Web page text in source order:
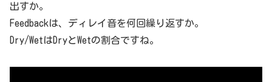
出すか。
Feedbackは、ディレイ音を何回繰り返すか。
Dry/WetはDryとWetの割合ですね。